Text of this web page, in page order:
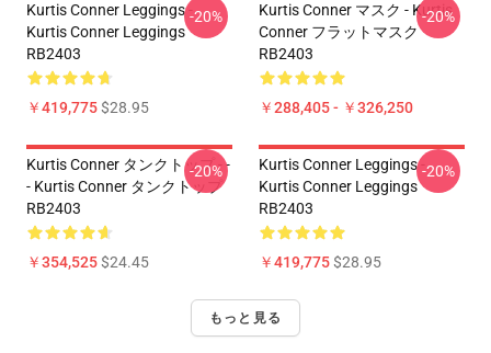
Kurtis Conner Leggings -
Kurtis Conner Leggings
RB2403
￥419,775$28.95
-20%
Kurtis Conner マスク - Kurtis
Conner フラットマスク
RB2403
￥288,405 - ￥326,250
-20%
Kurtis Conner タンクトップ - -
- Kurtis Conner タンクトップ
RB2403
￥354,525$24.45
-20%
Kurtis Conner Leggings -
Kurtis Conner Leggings
RB2403
￥419,775$28.95
-20%
もっと見る